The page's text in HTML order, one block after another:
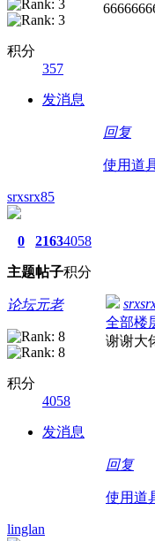
积分
357
发消息
回复
使用道
srxsrx85
0
主题
2163
帖子
4058
积分
论坛元老
积分
4058
发消息
全部楼
谢谢大
回复
使用道
linglan